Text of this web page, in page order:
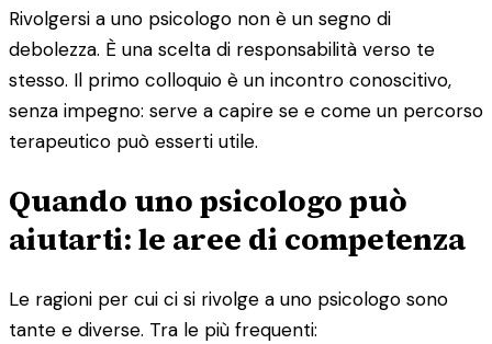
Rivolgersi a uno psicologo non è un segno di
debolezza. È una scelta di responsabilità verso te
stesso. Il primo colloquio è un incontro conoscitivo,
senza impegno: serve a capire se e come un percorso
terapeutico può esserti utile.
Quando uno psicologo può
aiutarti: le aree di competenza
Le ragioni per cui ci si rivolge a uno psicologo sono
tante e diverse. Tra le più frequenti: